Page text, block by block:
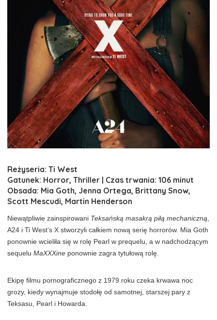
Reżyseria: Ti West
Gatunek: Horror, Thriller | Czas trwania: 106 minut
Obsada: Mia Goth, Jenna Ortega, Brittany Snow,
Scott Mescudi, Martin Henderson
Niewątpliwie zainspirowani Teksańską masakrą piłą mechaniczną,
A24 i Ti West’s X stworzyli całkiem nową serię horrorów. Mia Goth
ponownie wcieliła się w rolę Pearl w prequelu, a w nadchodzącym
sequelu MaXXXine ponownie zagra tytułową rolę.
Ekipę filmu pornograficznego z 1979 roku czeka krwawa noc
grozy, kiedy wynajmuje stodołę od samotnej, starszej pary z
Teksasu, Pearl i Howarda.